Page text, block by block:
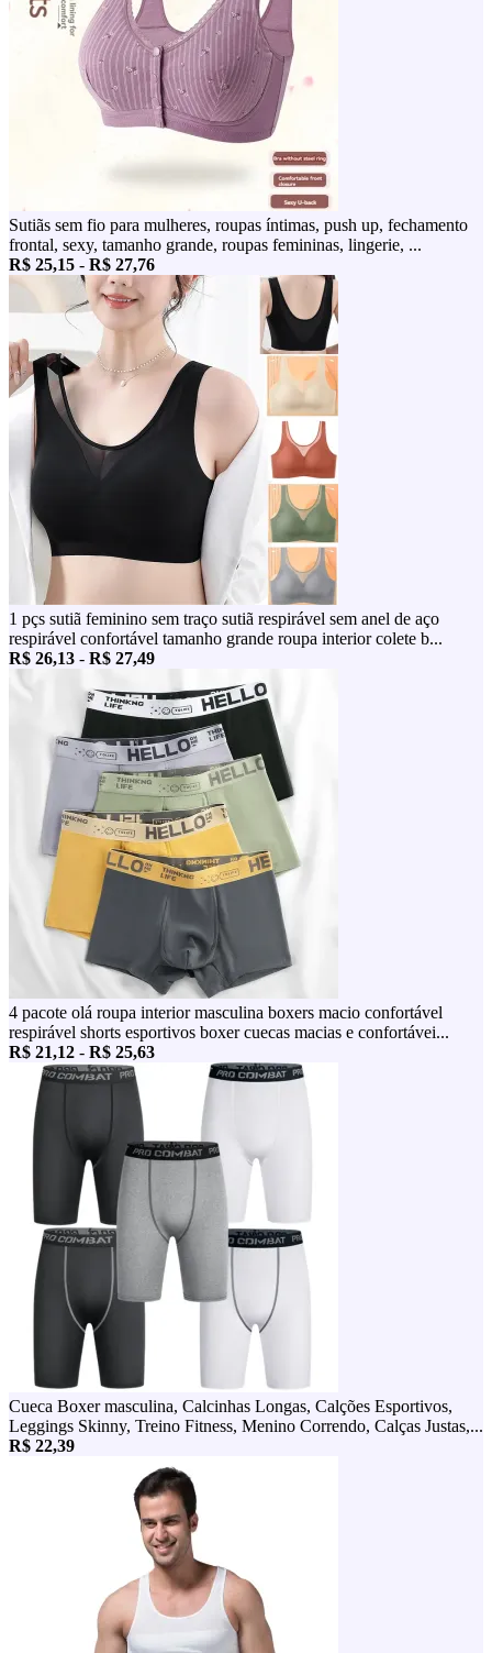
Sutiãs sem fio para mulheres, roupas íntimas, push up, fechamento
frontal, sexy, tamanho grande, roupas femininas, lingerie, ...
R$ 25,15 - R$ 27,76
1 pçs sutiã feminino sem traço sutiã respirável sem anel de aço
respirável confortável tamanho grande roupa interior colete b...
R$ 26,13 - R$ 27,49
4 pacote olá roupa interior masculina boxers macio confortável
respirável shorts esportivos boxer cuecas macias e confortávei...
R$ 21,12 - R$ 25,63
Cueca Boxer masculina, Calcinhas Longas, Calções Esportivos,
Leggings Skinny, Treino Fitness, Menino Correndo, Calças Justas,...
R$ 22,39